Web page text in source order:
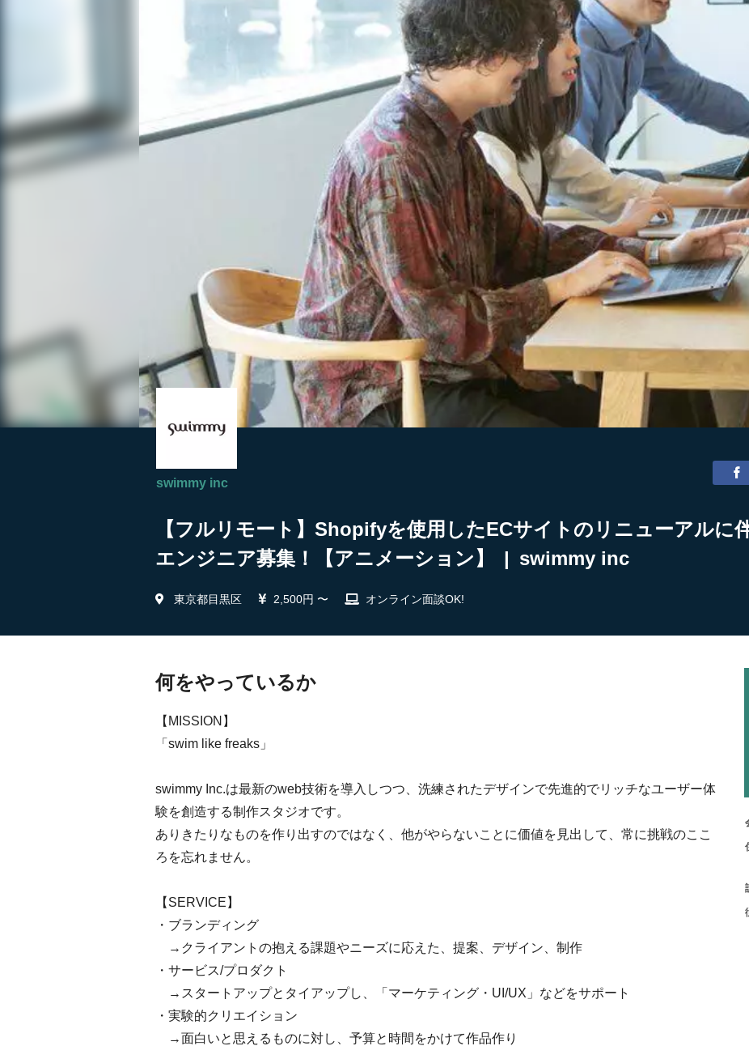
swimmy inc
【フルリモート】Shopifyを使用したECサイトのリニューアルに
エンジニア募集！【アニメーション】 | swimmy inc
東京都目黒区 2,500円 〜 オンライン面談OK!
何をやっているか
【MISSION】
「swim like freaks」
swimmy Inc.は最新のweb技術を導入しつつ、洗練されたデザインで先進的でリッチなユーザー体
験を創造する制作スタジオです。
ありきたりなものを作り出すのではなく、他がやらないことに価値を見出して、常に挑戦のここ
ろを忘れません。
【SERVICE】
・ブランディング
→クライアントの抱える課題やニーズに応えた、提案、デザイン、制作
・サービス/プロダクト
→スタートアップとタイアップし、「マーケティング・UI/UX」などをサポート
・実験的クリエイション
→面白いと思えるものに対し、予算と時間をかけて作品作り